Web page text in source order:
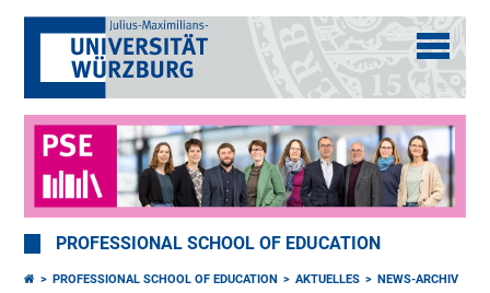
PROFESSIONAL SCHOOL OF EDUCATION
PROFESSIONAL SCHOOL OF EDUCATION AKTUELLES NEWS-ARCHIV